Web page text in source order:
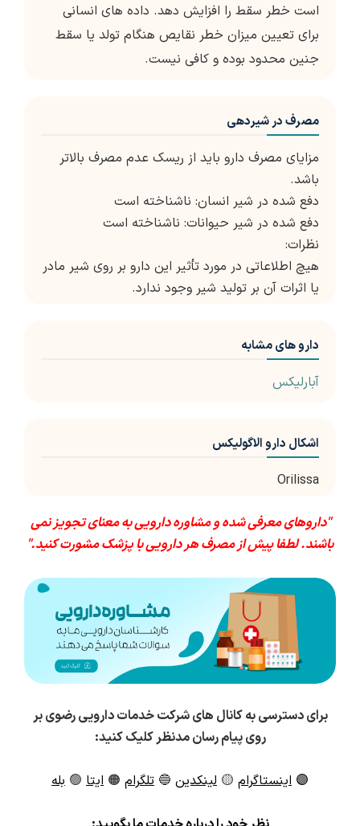
است خطر سقط را افزایش دهد. داده های انسانی
برای تعیین میزان خطر نقایص هنگام تولد یا سقط
جنین محدود بوده و کافی نیست.
مصرف در شیردهی
مزایای مصرف دارو باید از ریسک عدم مصرف بالاتر
باشد.
دفع شده در شیر انسان: ناشناخته است
دفع شده در شیر حیوانات: ناشناخته است
نظرات:
هیچ اطلاعاتی در مورد تأثیر این دارو بر روی شیر مادر
یا اثرات آن بر تولید شیر وجود ندارد.
دارو های مشابه
آبارلیکس
اشکال دارو الاگولیکس
Orilissa
"داروهای معرفی شده و مشاوره دارویی به معنای تجویز نمی
باشند. لطفا پیش از مصرف هر دارویی با پزشک مشورت کنید."
برای دسترسی به کانال های شرکت خدمات دارویی رضوی بر
روی پیام رسان مدنظر کلیک کنید:
🟣 اینستاگرام 🟡 لینکدین 🔵 تلگرام 🟠 ایتا 🟢 بله